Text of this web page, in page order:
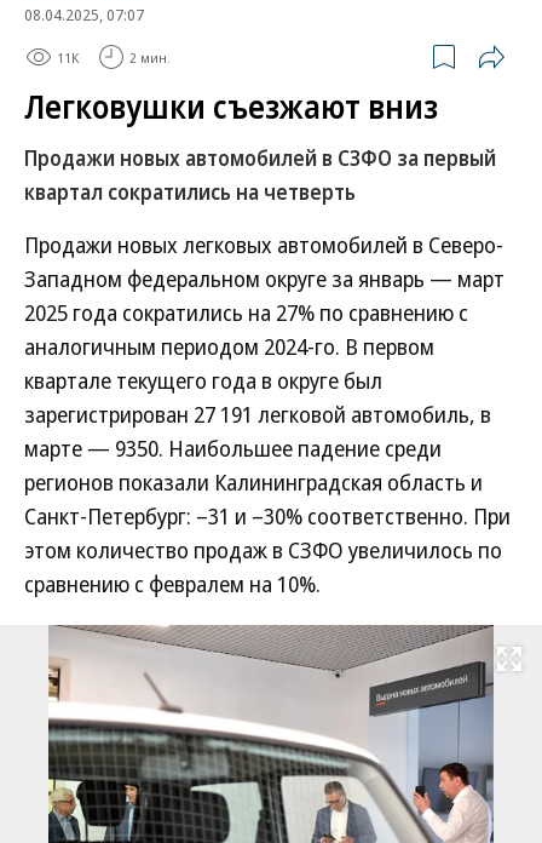
08.04.2025, 07:07
11K 2 мин.
Легковушки съезжают вниз
Продажи новых автомобилей в СЗФО за первый
квартал сократились на четверть
Продажи новых легковых автомобилей в Северо-
Западном федеральном округе за январь — март
2025 года сократились на 27% по сравнению с
аналогичным периодом 2024-го. В первом
квартале текущего года в округе был
зарегистрирован 27 191 легковой автомобиль, в
марте — 9350. Наибольшее падение среди
регионов показали Калининградская область и
Санкт-Петербург: –31 и –30% соответственно. При
этом количество продаж в СЗФО увеличилось по
сравнению с февралем на 10%.
Развернуть